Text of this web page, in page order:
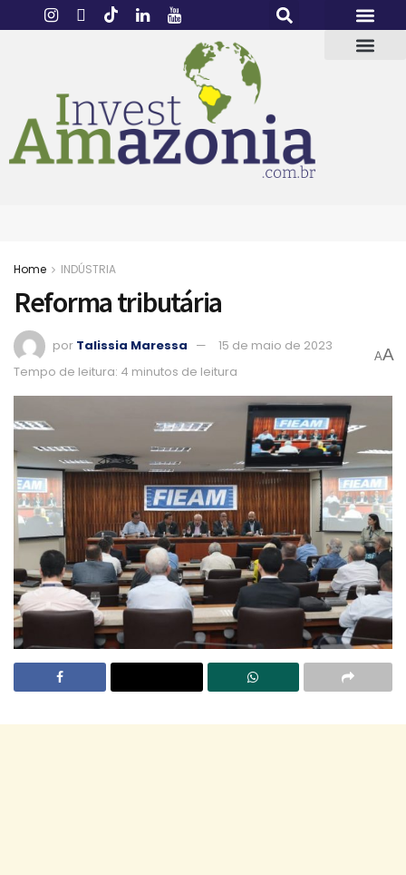
Home INDÚSTRIA
Reforma tributária
por Talissia Maressa
15 de maio de 2023
Tempo de leitura: 4 minutos de leitura
AA